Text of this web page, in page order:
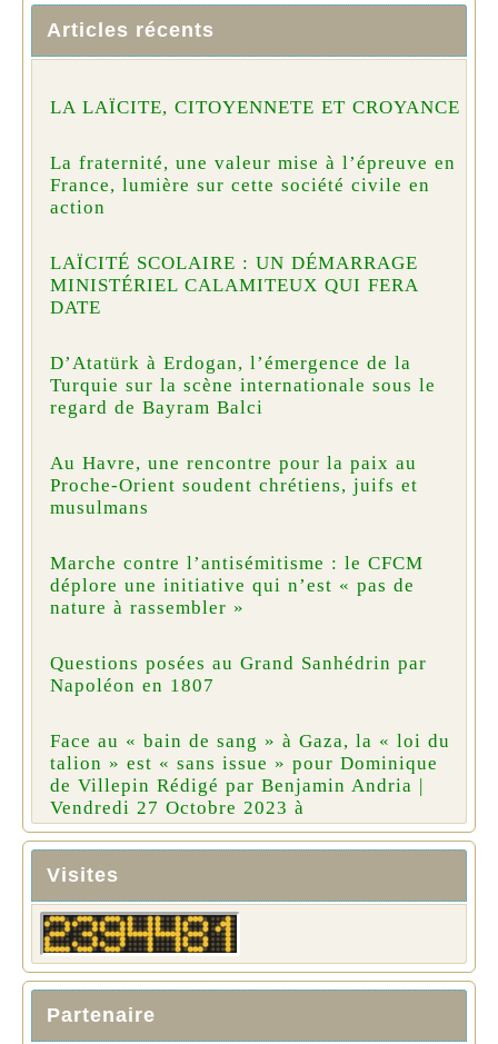
Articles récents
LA LAÏCITE, CITOYENNETE ET CROYANCE
La fraternité, une valeur mise à l’épreuve en
France, lumière sur cette société civile en
action
LAÏCITÉ SCOLAIRE : UN DÉMARRAGE
MINISTÉRIEL CALAMITEUX QUI FERA
DATE
D’Atatürk à Erdogan, l’émergence de la
Turquie sur la scène internationale sous le
regard de Bayram Balci
Au Havre, une rencontre pour la paix au
Proche-Orient soudent chrétiens, juifs et
musulmans
Marche contre l’antisémitisme : le CFCM
déplore une initiative qui n’est « pas de
nature à rassembler »
Questions posées au Grand Sanhédrin par
Napoléon en 1807
Face au « bain de sang » à Gaza, la « loi du
talion » est « sans issue » pour Dominique
de Villepin Rédigé par Benjamin Andria |
Vendredi 27 Octobre 2023 à
Visites
Partenaire